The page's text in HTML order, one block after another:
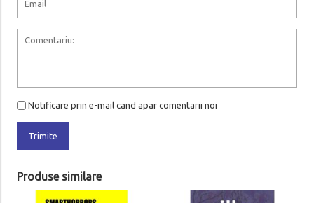
Notificare prin e-mail cand apar comentarii noi
Trimite
Produse similare